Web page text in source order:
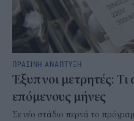
ΠΡΑΣΙΝΗ ΑΝΑΠΤΥΞΗ
Έξυπνοι μετρητές: Τι
επόμενους μήνες
Σε νέο στάδιο περνά το